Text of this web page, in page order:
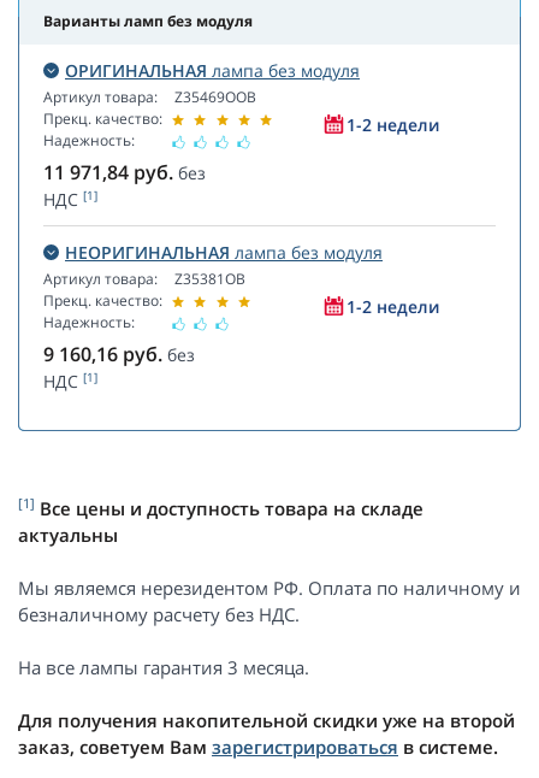
Варианты ламп без модуля
ОРИГИНАЛЬНАЯ лампа без модуля
Артикул товара:
Прекц. качество:
Надежность:
Z35469OOB
1-2 недели
11 971,84 руб. без
НДС [1]
НЕОРИГИНАЛЬНАЯ лампа без модуля
Артикул товара:
Прекц. качество:
Надежность:
Z35381OB
1-2 недели
9 160,16 руб. без
НДС [1]
[1] Все цены и доступность товара на складе
актуальны
Мы являемся нерезидентом РФ. Оплата по наличному и
безналичному расчету без НДС.
На все лампы гарантия 3 месяца.
Для получения накопительной скидки уже на второй
заказ, советуем Вам зарегистрироваться в системе.